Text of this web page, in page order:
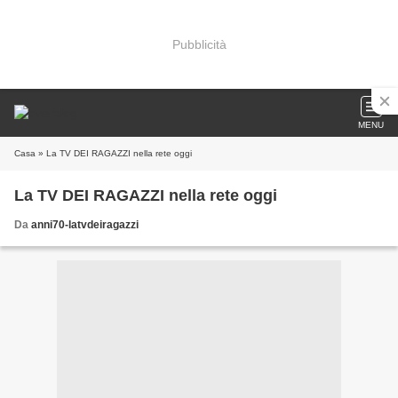
Pubblicità
MENU
Casa » La TV DEI RAGAZZI nella rete oggi
La TV DEI RAGAZZI nella rete oggi
Da anni70-latvdeiragazzi